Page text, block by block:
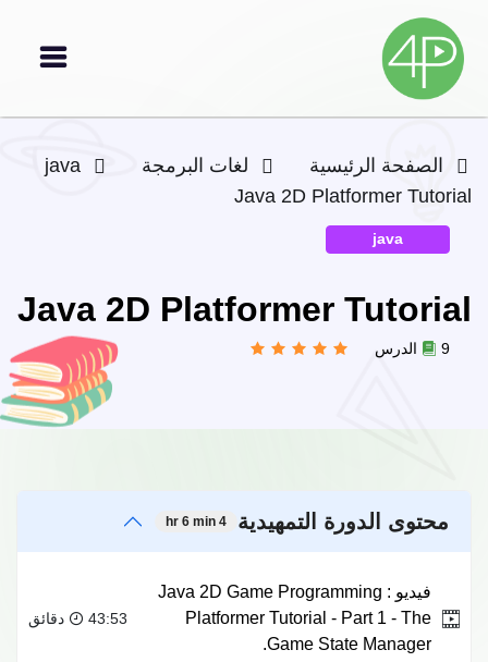
الصفحة الرئيسية لغات البرمجة
java
Java 2D Platformer Tutorial
java
Java 2D Platformer Tutorial
9 الدرس
محتوى الدورة التمهيدية 4 hr 6 min
فيديو : Java 2D Game Programming
Platformer Tutorial - Part 1 - The
Game State Manager.
43:53 دقائق